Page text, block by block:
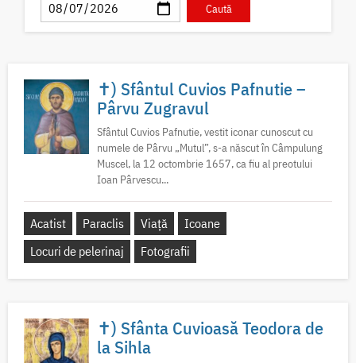
✝) Sfântul Cuvios Pafnutie –
Pârvu Zugravul
Sfântul Cuvios Pafnutie, vestit iconar cunoscut cu
numele de Pârvu „Mutul”, s-a născut în Câmpulung
Muscel, la 12 octombrie 1657, ca fiu al preotului
Ioan Pârvescu...
Acatist Paraclis Viață
Icoane
Locuri de pelerinaj
Fotografii
✝) Sfânta Cuvioasă Teodora de
la Sihla